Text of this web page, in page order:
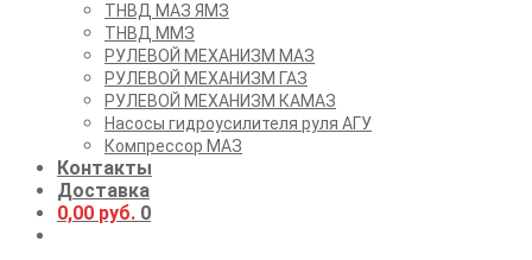
ТНВД МАЗ ЯМЗ
ТНВД ММЗ
РУЛЕВОЙ МЕХАНИЗМ МАЗ
РУЛЕВОЙ МЕХАНИЗМ ГАЗ
РУЛЕВОЙ МЕХАНИЗМ КАМАЗ
Насосы гидроусилителя руля АГУ
Компрессор МАЗ
Контакты
Доставка
0,00 руб. 0